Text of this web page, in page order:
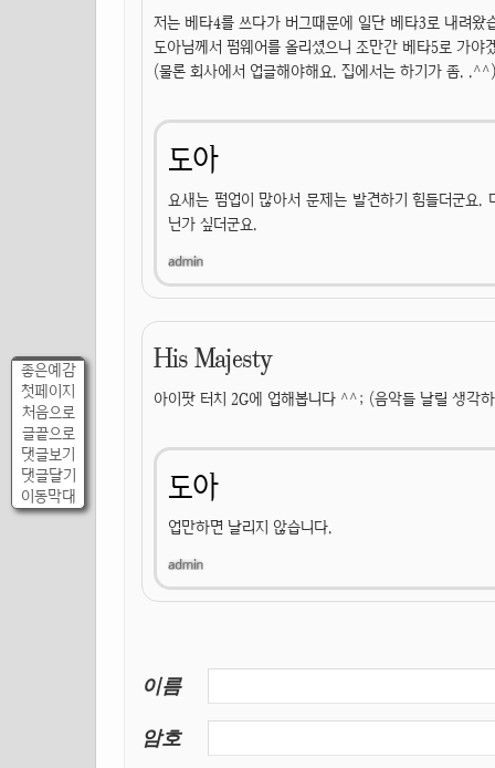
좋은예감
첫페이지
처음으로
글끝으로
댓글보기
댓글달기
이동막대
저는 베타4를 쓰다가 버그때문에 일단 베타3로 내려왔
도아님께서 펌웨어를 올리셨으니 조만간 베타5로 가야
(물론 회사에서 업글해야해요. 집에서는 하기가 좀. .^^)
도아
요새는 펌업이 많아서 문제는 발견하기 힘들더군요
닌가 싶더군요.
His Majesty
아이팟 터치 2G에 업해봅니다 ^^; (음악들 날릴 생각
도아
업만하면 날리지 않습니다.
이름
암호